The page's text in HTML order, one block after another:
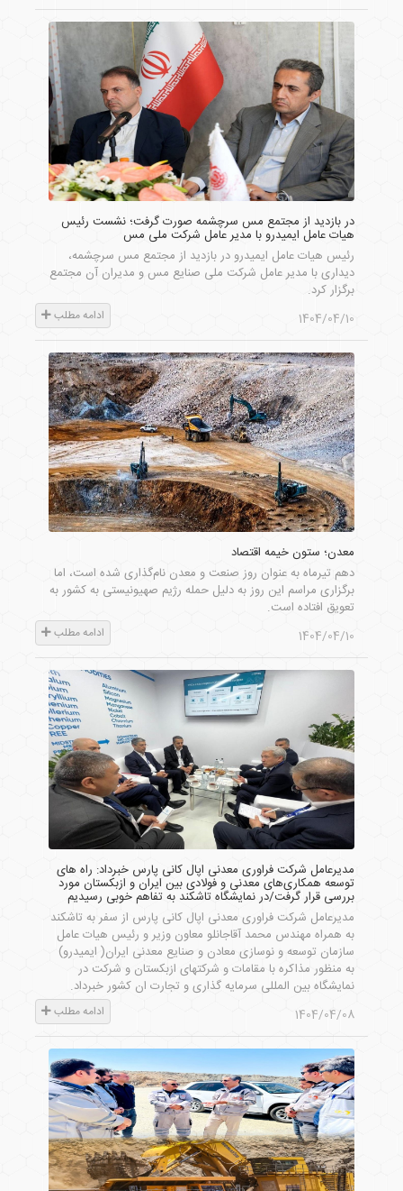
در بازدید از مجتمع مس سرچشمه صورت گرفت؛ نشست رئیس
هیات عامل ایمیدرو با مدیر عامل شرکت ملی مس
رئیس هیات عامل ایمیدرو در بازدید از مجتمع مس سرچشمه،
دیداری با مدیر عامل شرکت ملی صنایع مس و مدیران آن مجتمع
برگزار کرد.
1404/04/10
ادامه مطلب
معدن؛ ستون خیمه اقتصاد
دهم تیرماه به عنوان روز صنعت و معدن نام‌گذاری شده است، اما
برگزاری مراسم این روز به دلیل حمله رژیم صهیونیستی به کشور به
تعویق افتاده است.
1404/04/10
ادامه مطلب
مدیرعامل شرکت فراوری معدنی اپال کانی پارس خبرداد: راه های
توسعه همکاری‌های معدنی و فولادی بین ایران و ازبکستان مورد
بررسی قرار گرفت/در نمایشگاه تاشکند به تفاهم خوبی رسیدیم
مدیرعامل شرکت فراوری معدنی اپال کانی پارس از سفر به تاشکند
به همراه مهندس محمد آقاجانلو معاون وزیر و رئیس هیات عامل
سازمان توسعه و نوسازی معادن و صنایع معدنی ایران( ایمیدرو)
به منظور مذاکره با مقامات و شرکتهای ازبکستان و شرکت در
نمایشگاه بین المللی سرمایه گذاری و تجارت ان کشور خبرداد.
1404/04/08
ادامه مطلب